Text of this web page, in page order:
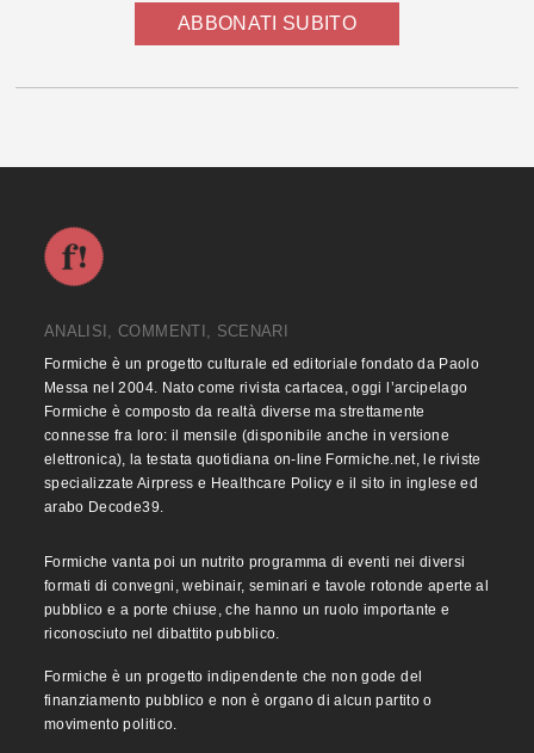
ABBONATI SUBITO
ANALISI, COMMENTI, SCENARI
Formiche è un progetto culturale ed editoriale fondato da Paolo
Messa nel 2004. Nato come rivista cartacea, oggi l’arcipelago
Formiche è composto da realtà diverse ma strettamente
connesse fra loro: il mensile (disponibile anche in versione
elettronica), la testata quotidiana on-line Formiche.net, le riviste
specializzate Airpress e Healthcare Policy e il sito in inglese ed
arabo Decode39.
Formiche vanta poi un nutrito programma di eventi nei diversi
formati di convegni, webinair, seminari e tavole rotonde aperte al
pubblico e a porte chiuse, che hanno un ruolo importante e
riconosciuto nel dibattito pubblico.
Formiche è un progetto indipendente che non gode del
finanziamento pubblico e non è organo di alcun partito o
movimento politico.